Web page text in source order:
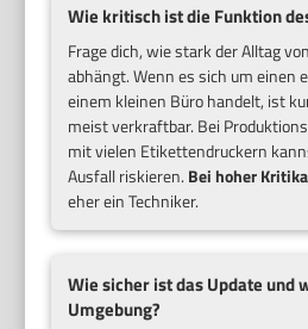
Wie kritisch ist die Funktion
Frage dich, wie stark der Alltag
abhängt. Wenn es sich um einen
einem kleinen Büro handelt, ist
meist verkraftbar. Bei
mit vielen Etikettendruckern
Ausfall riskieren. Bei hoher
eher ein Techniker.
Wie sicher ist das Update und
Umgebung?